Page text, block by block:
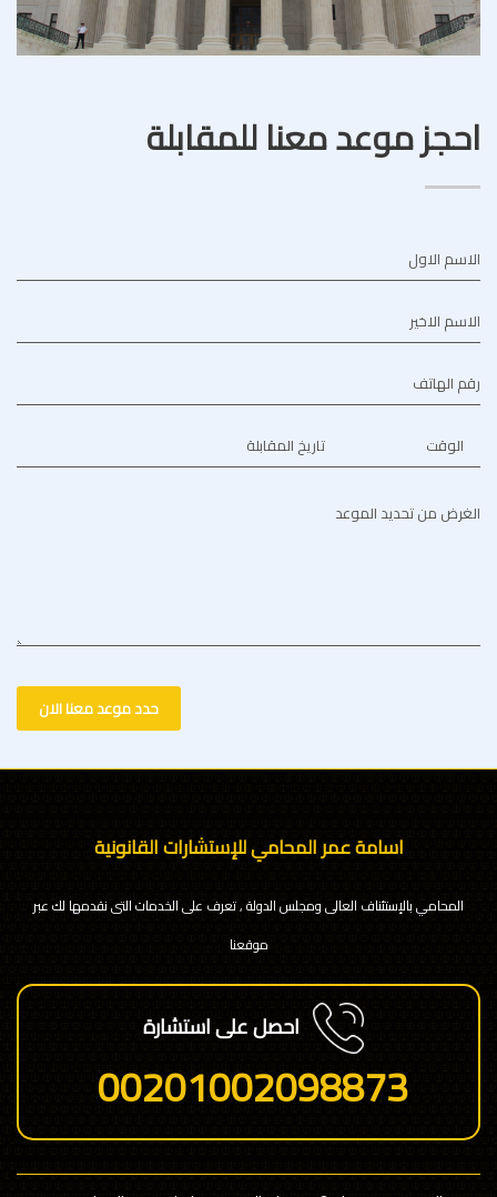
احجز موعد معنا للمقابلة
الاسم الاول
الاسم الاخير
رقم الهاتف
تاريخ المقابلة الوقت
الغرض من تحديد الموعد
حدد موعد معنا الان
اسامة عمر المحامي للإستشارات القانونية
المحامي بالإستئناف العالى ومجلس الدولة , تعرف على الخدمات التى نقدمها لك عبر
موقعنا
احصل على استشارة
00201002098873